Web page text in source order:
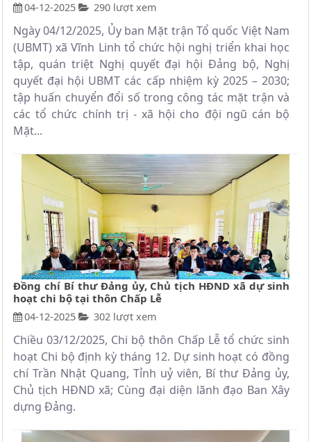
04-12-2025 290 lượt xem
Ngày 04/12/2025, Ủy ban Mặt trận Tổ quốc Việt Nam
(UBMT) xã Vĩnh Linh tổ chức hội nghị triển khai học
tập, quán triệt Nghị quyết đại hội Đảng bộ, Nghị
quyết đại hội UBMT các cấp nhiệm kỳ 2025 – 2030;
tập huấn chuyển đổi số trong công tác mặt trận và
các tổ chức chính trị - xã hội cho đội ngũ cán bộ
Mặt...
Đồng chí Bí thư Đảng ủy, Chủ tịch HĐND xã dự sinh
hoạt chi bộ tại thôn Chấp Lễ
04-12-2025 302 lượt xem
Chiều 03/12/2025, Chi bộ thôn Chấp Lễ tổ chức sinh
hoạt Chi bộ định kỳ tháng 12. Dự sinh hoạt có đồng
chí Trần Nhật Quang, Tỉnh uỷ viên, Bí thư Đảng ủy,
Chủ tịch HĐND xã; Cùng đại diện lãnh đạo Ban Xây
dựng Đảng.